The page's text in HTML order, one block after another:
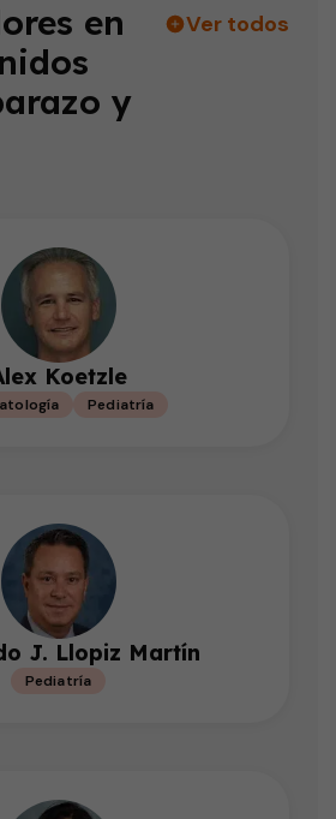
en
y
Ver todos
Koetzle
Pediatría
J. Llopiz Martín
Pediatría